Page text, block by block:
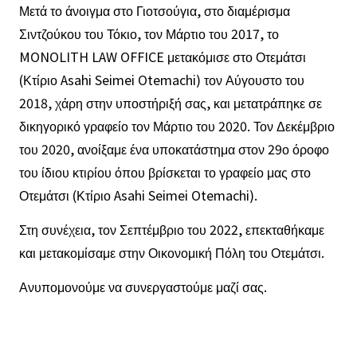
Μετά το άνοιγμα στο Γιοτσούγια, στο διαμέρισμα
Σιντζούκου του Τόκιο, τον Μάρτιο του 2017, το
MONOLITH LAW OFFICE μετακόμισε στο Οτεμάτσι
(Κτίριο Asahi Seimei Otemachi) τον Αύγουστο του
2018, χάρη στην υποστήριξή σας, και μετατράπηκε σε
δικηγορικό γραφείο τον Μάρτιο του 2020. Τον Δεκέμβριο
του 2020, ανοίξαμε ένα υποκατάστημα στον 29ο όροφο
του ίδιου κτιρίου όπου βρίσκεται το γραφείο μας στο
Οτεμάτσι (Κτίριο Asahi Seimei Otemachi).
Στη συνέχεια, τον Σεπτέμβριο του 2022, επεκταθήκαμε
και μετακομίσαμε στην Οικονομική Πόλη του Οτεμάτσι.
Ανυπομονούμε να συνεργαστούμε μαζί σας.